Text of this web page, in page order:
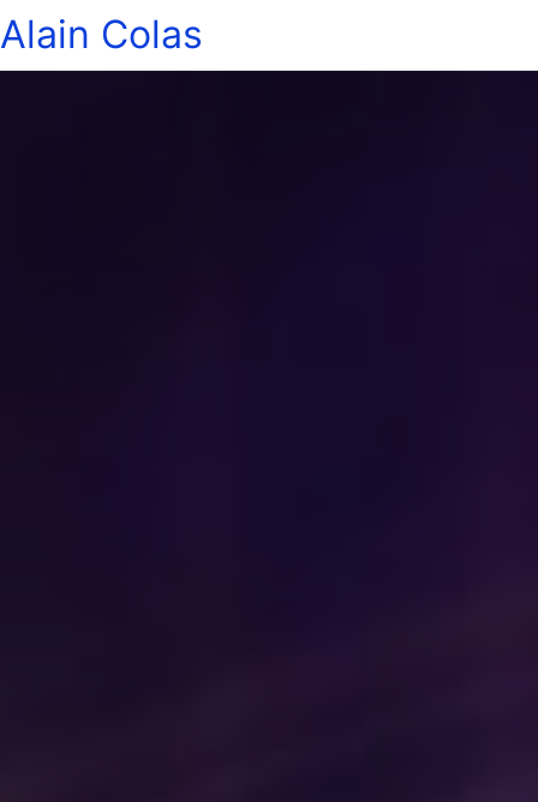
Alain Colas